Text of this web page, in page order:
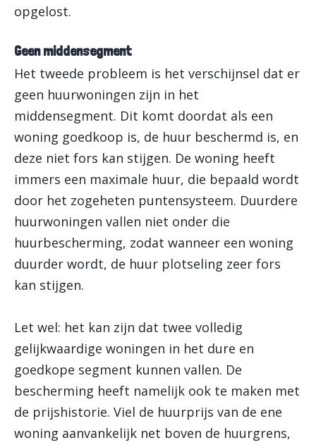
opgelost.
Geen middensegment
Het tweede probleem is het verschijnsel dat er
geen huurwoningen zijn in het
middensegment. Dit komt doordat als een
woning goedkoop is, de huur beschermd is, en
deze niet fors kan stijgen. De woning heeft
immers een maximale huur, die bepaald wordt
door het zogeheten puntensysteem. Duurdere
huurwoningen vallen niet onder die
huurbescherming, zodat wanneer een woning
duurder wordt, de huur plotseling zeer fors
kan stijgen.
Let wel: het kan zijn dat twee volledig
gelijkwaardige woningen in het dure en
goedkope segment kunnen vallen. De
bescherming heeft namelijk ook te maken met
de prijshistorie. Viel de huurprijs van de ene
woning aanvankelijk net boven de huurgrens,